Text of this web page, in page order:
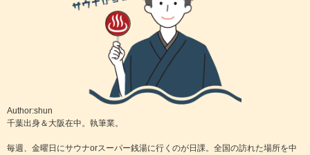
Author:shun
千葉出身＆大阪在中。執筆業。
毎週、金曜日にサウナorスーパー銭湯に行くのが日課。全国の訪れた場所を中